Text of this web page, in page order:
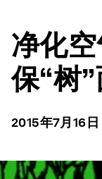
净化
保“树
2015年7月16日